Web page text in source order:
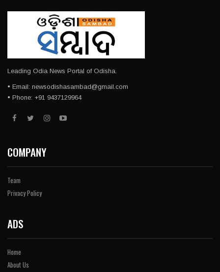
Leading Odia News Portal of Odisha.
• Email: newsodishasambad@gmail.com
• Phone: +91 9437129964
COMPANY
Team
Privacy Policy
ADS
Home
About Us